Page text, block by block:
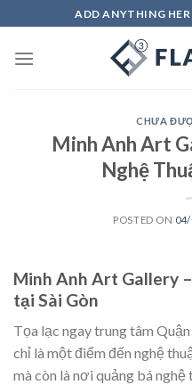
to
content
ADD ANYTHING
CHƯA
Minh Anh Art
Nghệ
POSTED ON
Minh Anh Art Gallery
tại Sài Gòn
Tọa lạc ngay trung tâm Quận
chỉ là một điểm đến nghệ
mà còn là nơi quảng bá